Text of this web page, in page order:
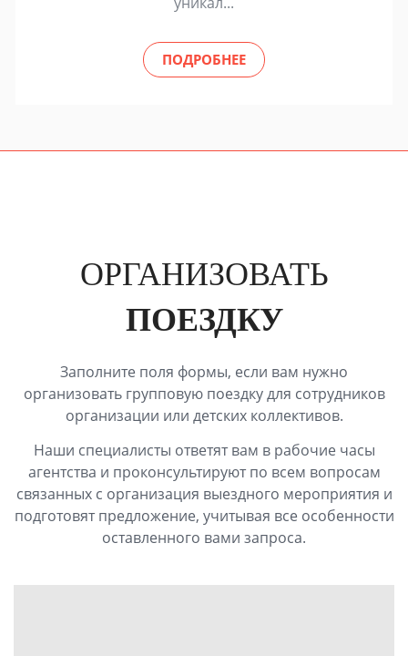
ПОДРОБНЕЕ
ОРГАНИЗОВАТЬ
ПОЕЗДКУ
Заполните поля формы, если вам нужно
организовать групповую поездку для сотрудников
организации или детских коллективов.
Наши специалисты ответят вам в рабочие часы
агентства и проконсультируют по всем вопросам
связанных с организация выездного мероприятия и
подготовят предложение, учитывая все особенности
оставленного вами запроса.